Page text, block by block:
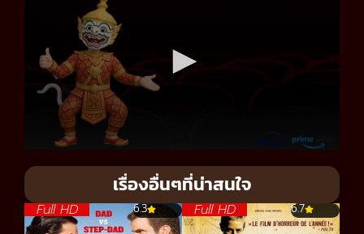
เรื่องอื่นๆที่น่าสนใจ
Full HD 6.3 Full HD 6.7